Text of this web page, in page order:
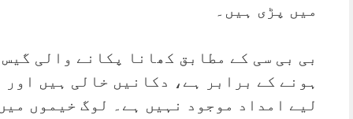
میں پڑی ہیں۔
بی بی سی کے مطابق کھانا پکانے والی
ہونے کے برابر ہے، دکانیں خالی ہیں
لیے امداد موجود نہیں ہے۔ لوگ خیموں